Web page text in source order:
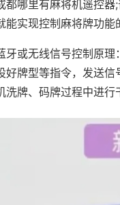
都哪里有麻将机遥控
能实现控制麻将牌功能
牙或无线信号控制原
好牌型等指令，发送
洗牌、码牌过程中进行